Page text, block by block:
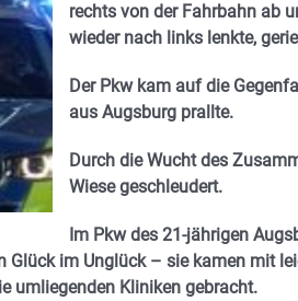
rechts von der Fahrbahn ab
wieder nach links lenkte,
Der Pkw kam auf die
aus Augsburg prallte.
Durch die Wucht des
Wiese geschleudert.
Im Pkw des 21-jährigen
Glück im Unglück – sie kamen mit
umliegenden Kliniken gebracht.